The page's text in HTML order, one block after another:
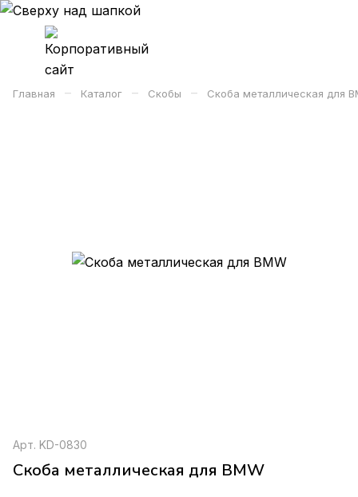
Главная – Каталог – Скобы – Скоба металлическая для
Арт. KD-0830
Скоба металлическая для BMW